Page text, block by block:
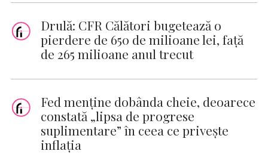
Drulă: CFR Călători bugetează o
pierdere de 650 de milioane lei, faţă
de 265 milioane anul trecut
Fed menține dobânda cheie, deoarece
constată „lipsa de progrese
suplimentare” în ceea ce privește
inflația